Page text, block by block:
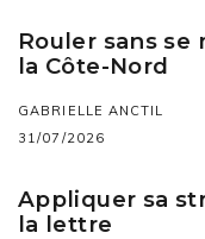
Rouler sans se
la Côte-Nord
GABRIELLE ANCTIL
31/07/2026
Appliquer sa
la lettre